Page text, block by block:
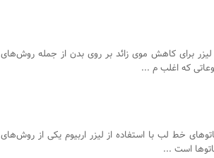
لیزر برای کاهش موی زائد بر روی بدن از جمله روش‌های
که اغلب م ...
خط لب با استفاده از لیزر اربیوم یکی از روش‌های
است ...